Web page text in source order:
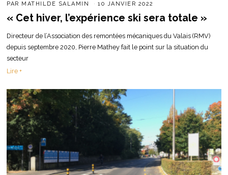
PAR MATHILDE SALAMIN 10 JANVIER 2022
« Cet hiver, l’expérience ski sera totale »
Directeur de l’Association des remontées mécaniques du Valais (RMV)
depuis septembre 2020, Pierre Mathey fait le point sur la situation du
secteur
Lire +